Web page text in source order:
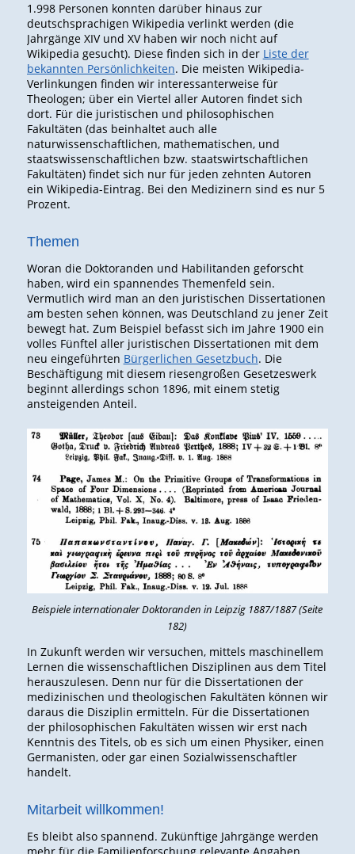
1.998 Personen konnten darüber hinaus zur
deutschsprachigen Wikipedia verlinkt werden (die
Jahrgänge XIV und XV haben wir noch nicht auf
Wikipedia gesucht). Diese finden sich in der Liste der
bekannten Persönlichkeiten. Die meisten Wikipedia-
Verlinkungen finden wir interessanterweise für
Theologen; über ein Viertel aller Autoren findet sich
dort. Für die juristischen und philosophischen
Fakultäten (das beinhaltet auch alle
naturwissenschaftlichen, mathematischen, und
staatswissenschaftlichen bzw. staatswirtschaftlichen
Fakultäten) findet sich nur für jeden zehnten Autoren
ein Wikipedia-Eintrag. Bei den Medizinern sind es nur 5
Prozent.
Themen
Woran die Doktoranden und Habilitanden geforscht
haben, wird ein spannendes Themenfeld sein.
Vermutlich wird man an den juristischen Dissertationen
am besten sehen können, was Deutschland zu jener Zeit
bewegt hat. Zum Beispiel befasst sich im Jahre 1900 ein
volles Fünftel aller juristischen Dissertationen mit dem
neu eingeführten Bürgerlichen Gesetzbuch. Die
Beschäftigung mit diesem riesengroßen Gesetzeswerk
beginnt allerdings schon 1896, mit einem stetig
ansteigenden Anteil.
Beispiele internationaler Doktoranden in Leipzig 1887/1887 (Seite
182)
In Zukunft werden wir versuchen, mittels maschinellem
Lernen die wissenschaftlichen Disziplinen aus dem Titel
herauszulesen. Denn nur für die Dissertationen der
medizinischen und theologischen Fakultäten können wir
daraus die Disziplin ermitteln. Für die Dissertationen
der philosophischen Fakultäten wissen wir erst nach
Kenntnis des Titels, ob es sich um einen Physiker, einen
Germanisten, oder gar einen Sozialwissenschaftler
handelt.
Mitarbeit willkommen!
Es bleibt also spannend. Zukünftige Jahrgänge werden
mehr für die Familienforschung relevante Angaben